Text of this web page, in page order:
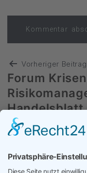
Vorheriger Beitrag
Forum
Handelsblatt
Nächster Beitrag
Highlight der
Summit des